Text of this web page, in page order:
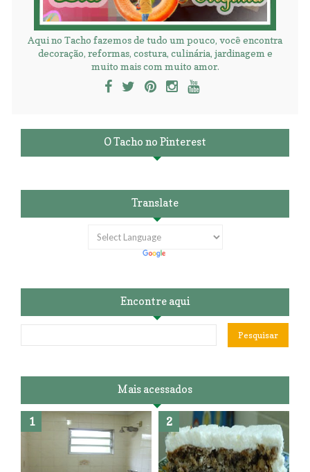
Aqui no Tacho fazemos de tudo um pouco, você encontra
decoração, reformas, costura, culinária, jardinagem e
muito mais com muito amor.
O Tacho no Pinterest
Translate
Encontre aqui
Mais acessados